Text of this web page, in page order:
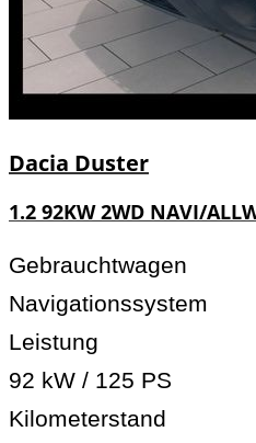
Dacia Duster
1.2 92KW 2WD NAVI/
Gebrauchtwagen
Navigationssystem
Leistung
92 kW / 125 PS
Kilometerstand